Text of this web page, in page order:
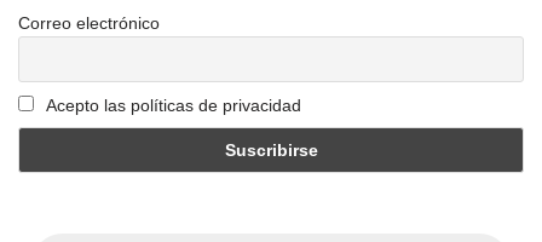
Correo electrónico
Acepto las políticas de privacidad